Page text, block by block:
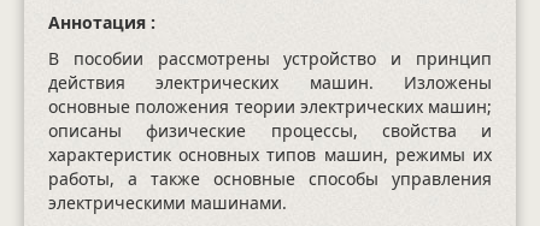
Аннотация :
В пособии рассмотрены устройство и принцип
действия электрических машин. Изложены
основные положения теории электрических машин;
описаны физические процессы, свойства и
характеристик основных типов машин, режимы их
работы, а также основные способы управления
электрическими машинами.